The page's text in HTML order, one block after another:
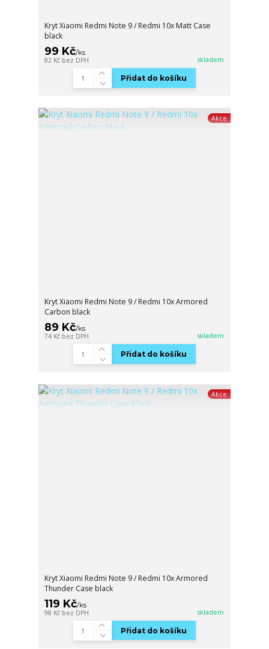
Kryt Xiaomi Redmi Note 9 / Redmi 10x Matt Case
black
99 Kč/ks
82 Kč bez DPH skladem
Přidat do košíku
Akce
Kryt Xiaomi Redmi Note 9 / Redmi 10x Armored
Carbon black
89 Kč/ks
74 Kč bez DPH skladem
Přidat do košíku
Akce
Kryt Xiaomi Redmi Note 9 / Redmi 10x Armored
Thunder Case black
119 Kč/ks
98 Kč bez DPH skladem
Přidat do košíku